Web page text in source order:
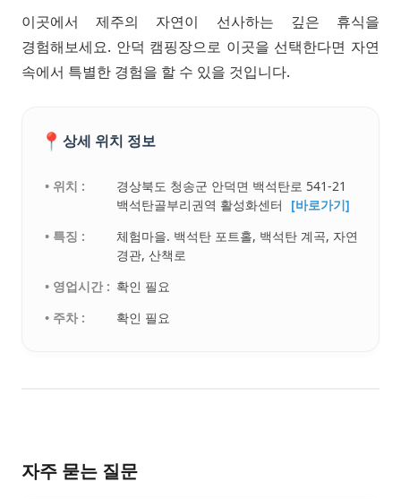
이곳에서 제주의 자연이 선사하는 깊은 휴식을
경험해보세요. 안덕 캠핑장으로 이곳을 선택한다면 자연
속에서 특별한 경험을 할 수 있을 것입니다.
📍 상세 위치 정보
• 위치 :
경상북도 청송군 안덕면 백석탄로 541-21
백석탄골부리권역 활성화센터
[바로가기]
• 특징 :
체험마을. 백석탄 포트홀, 백석탄 계곡, 자연
경관, 산책로
• 영업시간 : 확인 필요
• 주차 :
확인 필요
자주 묻는 질문